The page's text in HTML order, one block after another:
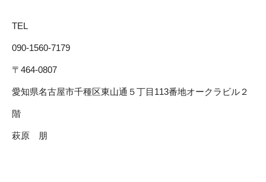
TEL
090-1560-7179
〒464-0807
愛知県名古屋市千種区東山通５丁目113番地オークラビル２
階
萩原 朋